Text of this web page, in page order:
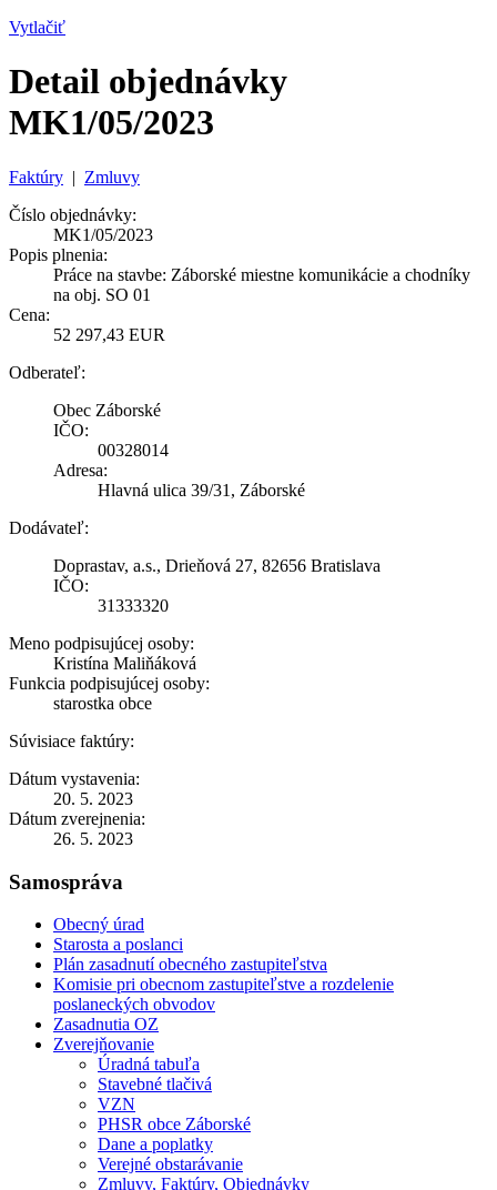
Vytlačiť
Detail objednávky
MK1/05/2023
Faktúry | Zmluvy
Číslo objednávky:
MK1/05/2023
Popis plnenia:
Práce na stavbe: Záborské miestne komunikácie a chodníky
na obj. SO 01
Cena:
52 297,43 EUR
Odberateľ:
Obec Záborské
IČO:
00328014
Adresa:
Hlavná ulica 39/31, Záborské
Dodávateľ:
Doprastav, a.s., Drieňová 27, 82656 Bratislava
IČO:
31333320
Meno podpisujúcej osoby:
Kristína Maliňáková
Funkcia podpisujúcej osoby:
starostka obce
Súvisiace faktúry:
Dátum vystavenia:
20. 5. 2023
Dátum zverejnenia:
26. 5. 2023
Samospráva
Obecný úrad
Starosta a poslanci
Plán zasadnutí obecného zastupiteľstva
Komisie pri obecnom zastupiteľstve a rozdelenie
poslaneckých obvodov
Zasadnutia OZ
Zverejňovanie
Úradná tabuľa
Stavebné tlačivá
VZN
PHSR obce Záborské
Dane a poplatky
Verejné obstarávanie
Zmluvy, Faktúry, Objednávky